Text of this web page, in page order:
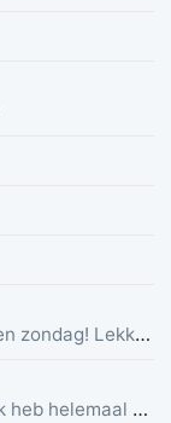
Doet zich voor als belastingdienst. Op een zondag! Lekker dom
"ongeautoriseerde poging" vanuit ING...Ik heb helemaal geen rekening bij ING :)